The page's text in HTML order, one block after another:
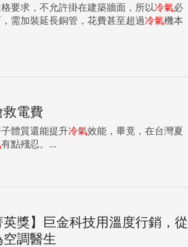
要求，不允許掛在建築牆面，所以冷氣必
需加裝延長銅管，花費甚至超過冷氣機本
電費
體質還能提升冷氣效能，畢竟，在台灣夏
有點殘忍。...
英獎】巨金科技用溫度行銷，從
調醫生